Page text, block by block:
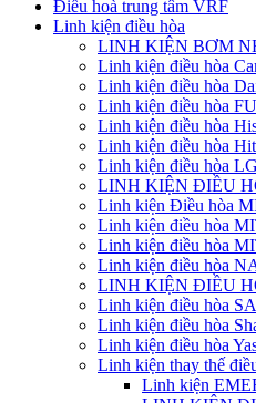
Điều hoà trung tâm VRF
Linh kiện điều hòa
LINH KIỆN BƠM
Linh kiện điều hòa
Linh kiện điều hòa
Linh kiện điều hòa
Linh kiện điều hòa
Linh kiện điều hòa
Linh kiện điều hòa LG
LINH KIỆN ĐIỀU
Linh kiện Điều hòa
Linh kiện điều hòa
Linh kiện điều hòa
Linh kiện điều hòa
LINH KIỆN ĐIỀU
Linh kiện điều hòa
Linh kiện điều hòa
Linh kiện điều hòa
Linh kiện thay thế
Linh kiện